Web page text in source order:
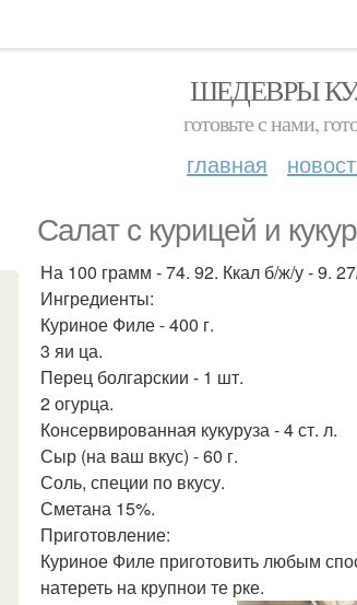
ШЕДЕВРЫ
готовьте с нами,
главная
Салат с курицей и
На 100 грамм - 74. 92. Ккал б/ж/у - 9.
Ингредиенты:
Куриное Филе - 400 г.
3 яи ца.
Перец болгарскии - 1 шт.
2 огурца.
Консервированная кукуруза - 4 ст. л.
Сыр (на ваш вкус) - 60 г.
Соль, специи по вкусу.
Сметана 15%.
Приготовление:
Куриное Филе приготовить любым
натереть на крупнои те рке.